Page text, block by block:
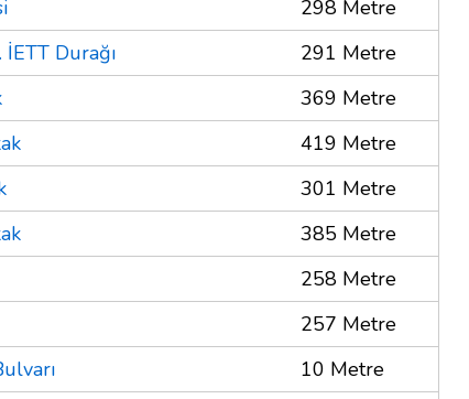
298 Metre
İETT Durağı
291 Metre
369 Metre
419 Metre
301 Metre
385 Metre
258 Metre
257 Metre
10 Metre